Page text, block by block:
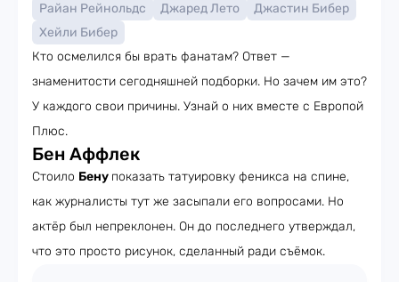
Райан Рейнольдс
Джаред Лето
Джастин Бибер
Хейли Бибер
Кто осмелился бы врать фанатам? Ответ —
знаменитости сегодняшней подборки. Но зачем им это?
У каждого свои причины. Узнай о них вместе с Европой
Плюс.
Бен Аффлек
Стоило Бену показать татуировку феникса на спине,
как журналисты тут же засыпали его вопросами. Но
актёр был непреклонен. Он до последнего утверждал,
что это просто рисунок, сделанный ради съёмок.